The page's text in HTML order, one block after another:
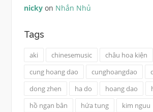
nickyon Nhắn Nhủ
Tags
aki chinesemusic châu hoa kiện
cung hoang dao
cunghoangdao
dong zhen
ha do hoang dao
hồ ngạn bân
hứa tung kim nguu